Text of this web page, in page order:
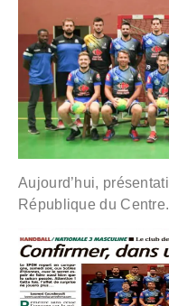
Aujourd’hui,
République du Centre.